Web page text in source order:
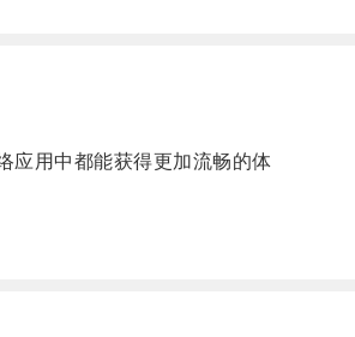
用中都能获得更加流畅的体